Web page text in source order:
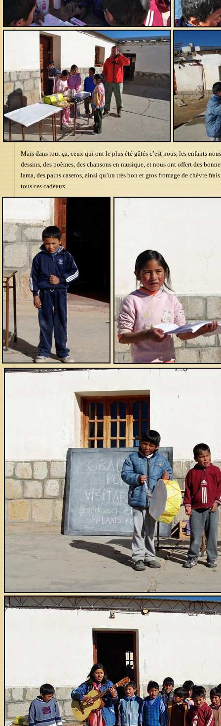
Mais dans tout ça, ceux qui ont le plus été gâtés c’est nous, les enfants
dessins, des poèmes, des chansons en musique, et nous ont offert des
lama, des pains caseros, ainsi qu’un très bon et gros fromage de chèvre
tous ces cadeaux.